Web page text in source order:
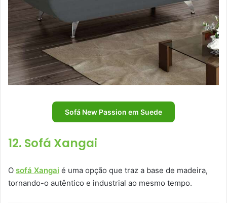
Sofá New Passion em Suede
12. Sofá Xangai
O sofá Xangai é uma opção que traz a base de madeira,
tornando-o autêntico e industrial ao mesmo tempo.